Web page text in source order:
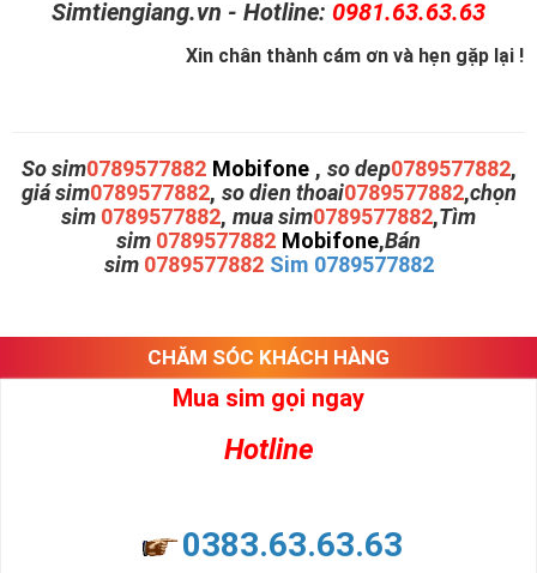
Simtiengiang.vn - Hotline: 0981.63.63.63
Xin chân thành cám ơn và hẹn gặp lại !
So sim0789577882 Mobifone , so dep0789577882,
giá sim0789577882, so dien thoai0789577882,chọn
sim 0789577882, mua sim0789577882,Tìm
sim 0789577882 Mobifone,Bán
sim 0789577882 Sim 0789577882
CHĂM SÓC KHÁCH HÀNG
Mua sim gọi ngay
Hotline
0383.63.63.63